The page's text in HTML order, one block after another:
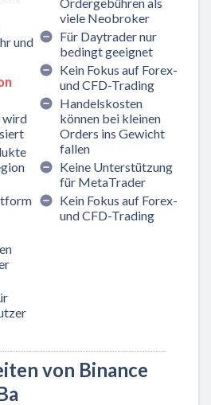
und
wird
Ordergebühren als
viele Neobroker
Für Daytrader nur
bedingt geeignet
Kein Fokus auf Forex-
und CFD-Trading
Handelskosten
können bei kleinen
Orders ins Gewicht
fallen
Keine Unterstützung
für MetaTrader
Kein Fokus auf Forex-
und CFD-Trading
von Binance